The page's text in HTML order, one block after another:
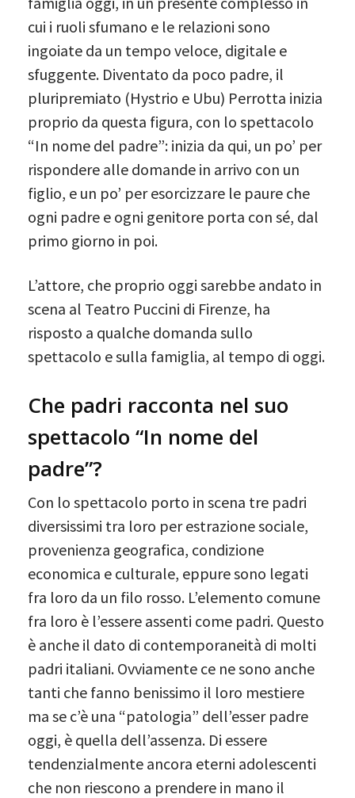
cui i ruoli sfumano e le relazioni sono
ingoiate da un tempo veloce, digitale e
sfuggente. Diventato da poco padre, il
pluripremiato (Hystrio e Ubu) Perrotta inizia
proprio da questa figura, con lo spettacolo
“In nome del padre”: inizia da qui, un po’ per
rispondere alle domande in arrivo con un
figlio, e un po’ per esorcizzare le paure che
ogni padre e ogni genitore porta con sé, dal
primo giorno in poi.
L’attore, che proprio oggi sarebbe andato in
scena al Teatro Puccini di Firenze, ha
risposto a qualche domanda sullo
spettacolo e sulla famiglia, al tempo di oggi.
Che padri racconta nel suo
spettacolo “In nome del
padre”?
Con lo spettacolo porto in scena tre padri
diversissimi tra loro per estrazione sociale,
provenienza geografica, condizione
economica e culturale, eppure sono legati
fra loro da un filo rosso. L’elemento comune
fra loro è l’essere assenti come padri. Questo
è anche il dato di contemporaneità di molti
padri italiani. Ovviamente ce ne sono anche
tanti che fanno benissimo il loro mestiere
ma se c’è una “patologia” dell’esser padre
oggi, è quella dell’assenza. Di essere
tendenzialmente ancora eterni adolescenti
che non riescono a prendere in mano il